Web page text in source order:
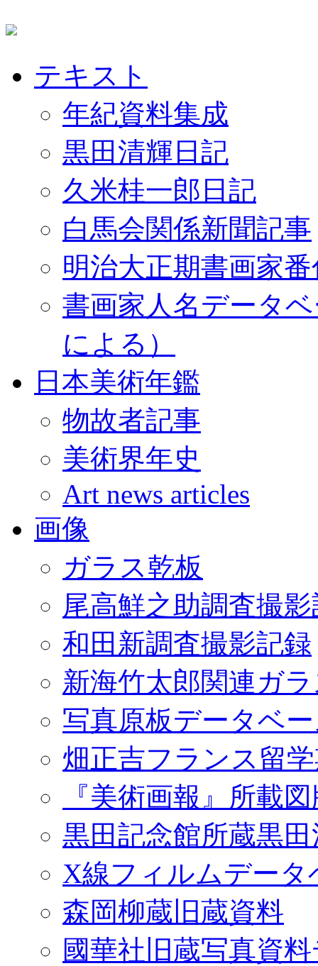
テキスト
年紀資料集成
黒田清輝日記
久米桂一郎日記
白馬会関係新聞記事
明治大正期書画家
書画家人名データ
による）
日本美術年鑑
物故者記事
美術界年史
Art news articles
画像
ガラス乾板
尾高鮮之助調査撮
和田新調査撮影記録
新海竹太郎関連ガ
写真原板データベ
畑正吉フランス留
『美術画報』所載
黒田記念館所蔵黒
X線フィルムデータ
森岡柳蔵旧蔵資料
國華社旧蔵写真資